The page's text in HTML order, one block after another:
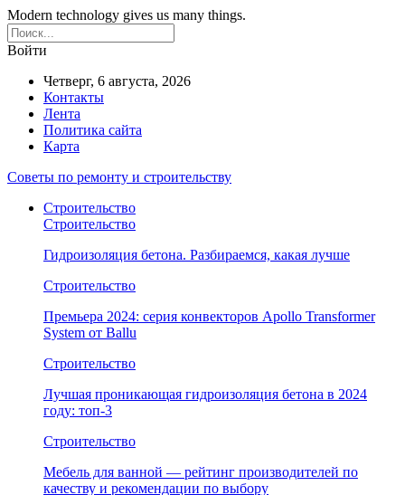
Modern technology gives us many things.
Войти
Четверг, 6 августа, 2026
Контакты
Лента
Политика сайта
Карта
Советы по ремонту и строительству
Строительство
Строительство
Гидроизоляция бетона. Разбираемся, какая лучше
Строительство
Премьера 2024: серия конвекторов Apollo Transformer
System от Ballu
Строительство
Лучшая проникающая гидроизоляция бетона в 2024
году: топ-3
Строительство
Мебель для ванной — рейтинг производителей по
качеству и рекомендации по выбору